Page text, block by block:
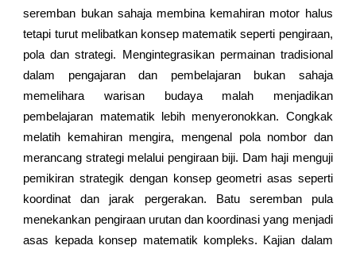
seremban bukan sahaja membina kemahiran motor halus
tetapi turut melibatkan konsep matematik seperti pengiraan,
pola dan strategi. Mengintegrasikan permainan tradisional
dalam pengajaran dan pembelajaran bukan sahaja
memelihara warisan budaya malah menjadikan
pembelajaran matematik lebih menyeronokkan. Congkak
melatih kemahiran mengira, mengenal pola nombor dan
merancang strategi melalui pengiraan biji. Dam haji menguji
pemikiran strategik dengan konsep geometri asas seperti
koordinat dan jarak pergerakan. Batu seremban pula
menekankan pengiraan urutan dan koordinasi yang menjadi
asas kepada konsep matematik kompleks. Kajian dalam